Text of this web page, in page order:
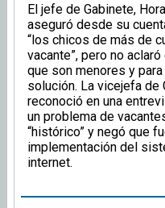
El jefe de Gabinete,
aseguró desde su
“los chicos de más de
vacante”, pero no
que son menores y
solución. La vicejefa de
reconoció en una
un problema de
“histórico” y negó que
implementación del
internet.